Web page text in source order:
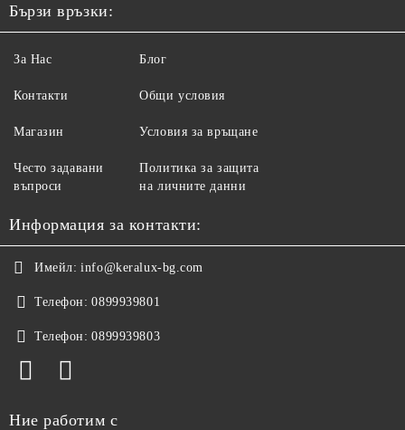
Бързи връзки:
За Нас
Контакти
Магазин
Често задавани
въпроси
Блог
Общи условия
Условия за връщане
Политика за защита
на личните данни
Информация за контакти:
Имейл: info@keralux-bg.com
Телефон: 0899939801
Телефон: 0899939803
Ние работим с